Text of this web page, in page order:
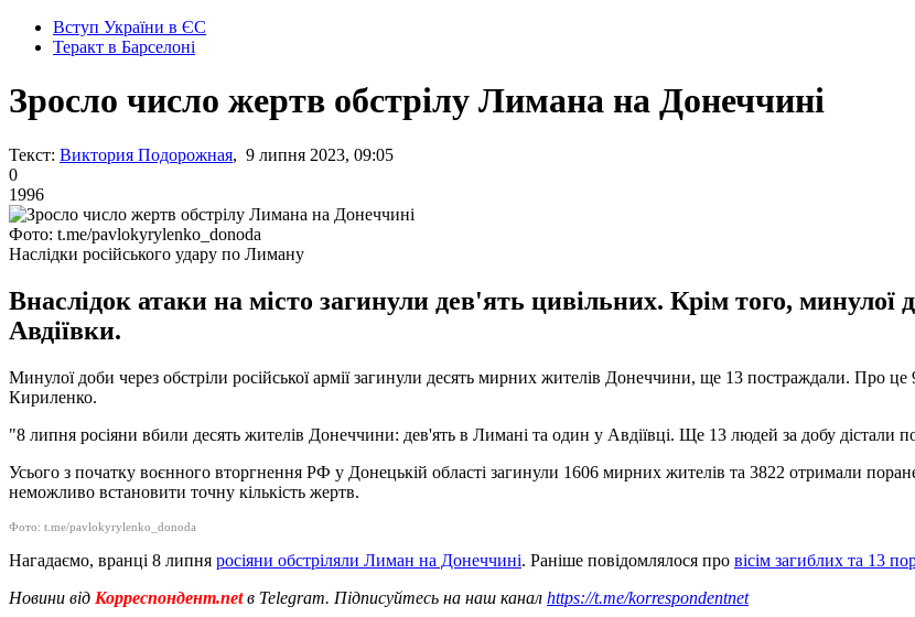
Вступ України в ЄС
Теракт в Барселоні
Зросло число жертв обстрілу Лимана на Донеччині
Текст: Виктория Подорожная, 9 липня 2023, 09:05
0
1996
Фото: t.me/pavlokyrylenko_donoda
Наслідки російського удару по Лиману
Внаслідок атаки на місто загинули дев'ять цивільних. Крім того,
Авдіївки.
Минулої доби через обстріли російської армії загинули десять мирних жителів Донеччини, ще 13 постраждали. Про це
Кириленко.
"8 липня росіяни вбили десять жителів Донеччини: дев'ять в Лимані та один у Авдіївці. Ще 13 людей за добу дістали
Усього з початку воєнного вторгнення РФ у Донецькій області загинули 1606 мирних жителів та 3822 отримали
неможливо встановити точну кількість жертв.
Фото: t.me/pavlokyrylenko_donoda
Нагадаємо, вранці 8 липня росіяни обстріляли Лиман на Донеччині. Раніше повідомлялося про вісім загиблих та 13
Новини від Корреспондент.netв Telegram. Підписуйтесь на наш канал https://t.me/korrespondentnet